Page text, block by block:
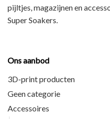
pijltjes, magazijnen en
Super Soakers
Ons aanbod
3D-print producten
Geen categorie
Accessoires